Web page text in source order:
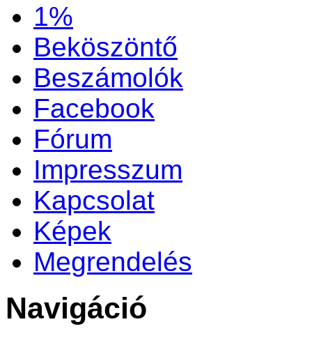
1%
Beköszöntő
Beszámolók
Facebook
Fórum
Impresszum
Kapcsolat
Képek
Megrendelés
Navigáció